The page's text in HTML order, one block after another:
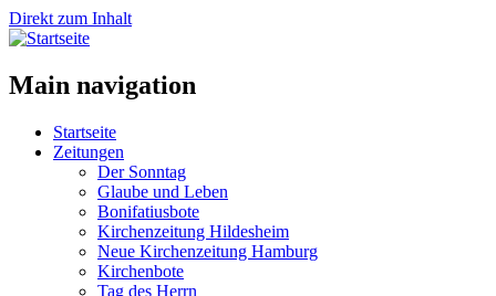
Direkt zum Inhalt
Main navigation
Startseite
Zeitungen
Der Sonntag
Glaube und Leben
Bonifatiusbote
Kirchenzeitung Hildesheim
Neue Kirchenzeitung Hamburg
Kirchenbote
Tag des Herrn